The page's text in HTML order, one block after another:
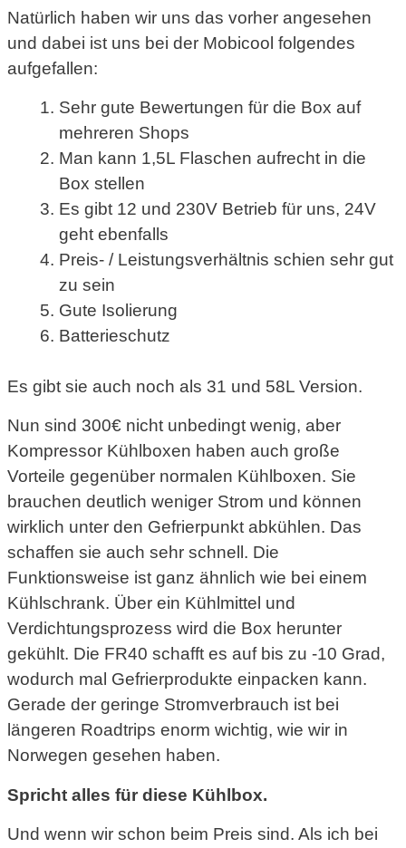
Natürlich haben wir uns das vorher angesehen
und dabei ist uns bei der Mobicool folgendes
aufgefallen:
Sehr gute Bewertungen für die Box auf
mehreren Shops
Man kann 1,5L Flaschen aufrecht in die
Box stellen
Es gibt 12 und 230V Betrieb für uns, 24V
geht ebenfalls
Preis- / Leistungsverhältnis schien sehr gut
zu sein
Gute Isolierung
Batterieschutz
Es gibt sie auch noch als 31 und 58L Version.
Nun sind 300€ nicht unbedingt wenig, aber
Kompressor Kühlboxen haben auch große
Vorteile gegenüber normalen Kühlboxen. Sie
brauchen deutlich weniger Strom und können
wirklich unter den Gefrierpunkt abkühlen. Das
schaffen sie auch sehr schnell. Die
Funktionsweise ist ganz ähnlich wie bei einem
Kühlschrank. Über ein Kühlmittel und
Verdichtungsprozess wird die Box herunter
gekühlt. Die FR40 schafft es auf bis zu -10 Grad,
wodurch mal Gefrierprodukte einpacken kann.
Gerade der geringe Stromverbrauch ist bei
längeren Roadtrips enorm wichtig, wie wir in
Norwegen gesehen haben.
Spricht alles für diese Kühlbox.
Und wenn wir schon beim Preis sind. Als ich bei